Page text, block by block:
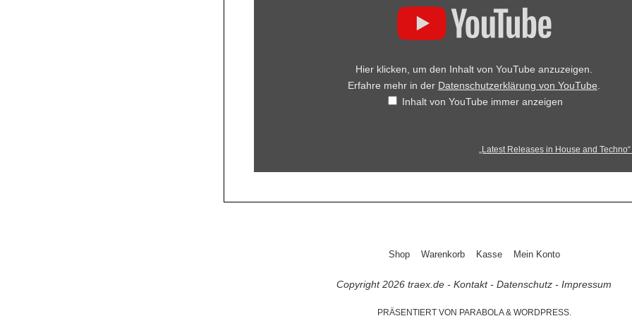
Hier klicken, um den Inhalt von YouTube anzuzeigen.
Erfahre mehr in der Datenschutzerklärung von YouTube
Inhalt von YouTube immer anzeigen
„Latest Releases in House and
Shop Warenkorb Kasse Mein Konto
Copyright 2026 traex.de - Kontakt- Datenschutz - Impressum
PRÄSENTIERT VON PARABOLA& WORDPRESS.